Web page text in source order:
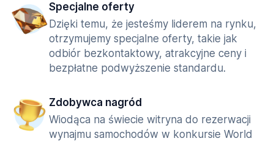
Specjalne oferty
Dzięki temu, że jesteśmy liderem na rynku,
otrzymujemy specjalne oferty, takie jak
odbiór bezkontaktowy, atrakcyjne ceny i
bezpłatne podwyższenie standardu.
Zdobywca nagród
Wiodąca na świecie witryna do rezerwacji
wynajmu samochodów w konkursie World